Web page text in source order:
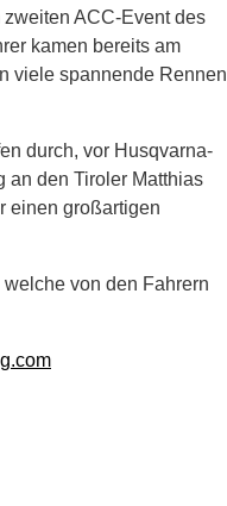
ACC-Event des
kamen bereits am
viele spannende Rennen
durch, vor Husqvarna-
an den Tiroler Matthias
einen großartigen
von den Fahrern